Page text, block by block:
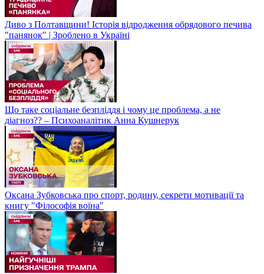
Диво з Полтавщини! Історія відродження обрядового печива
"панянок" | Зроблено в Україні
Що таке соціальне безпліддя і чому це проблема, а не
діагноз?? – Психоаналітик Анна Кушнерук
Оксана Зубковська про спорт, родину, секрети мотивації та
книгу "Філософія воїна"